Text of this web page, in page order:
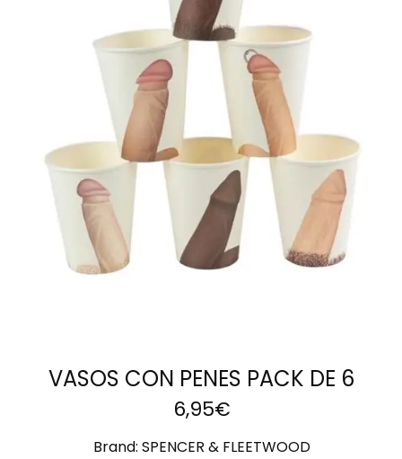
AÑADIR AL
CARRITO
VASOS CON PENES PACK DE 6
6,95€
Brand: SPENCER & FLEETWOOD